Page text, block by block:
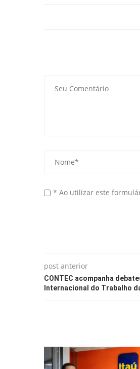
* Ao utilizar este
post anterior
CONTEC acompanha
Internacional do Trabalho